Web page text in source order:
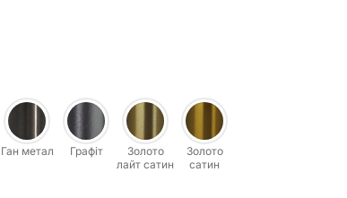
Ган метал Графіт
Золото
лайт сатин
Золото
сатин